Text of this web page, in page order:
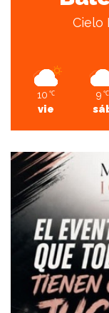
Cielo
10 ℃
vie
9 ℃